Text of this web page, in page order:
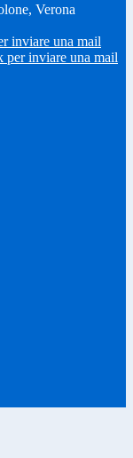
Verona
inviare una mail
per inviare una mail